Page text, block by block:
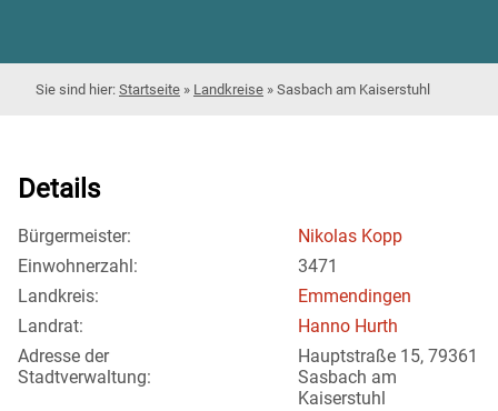
Startseite » Landkreise » Sasbach am Kaiserstuhl
Details
Bürgermeister:
Nikolas Kopp
Einwohnerzahl:
3471
Landkreis:
Emmendingen
Landrat:
Hanno Hurth
Adresse der
Stadtverwaltung:
Hauptstraße 15, 79361
Sasbach am
Kaiserstuhl